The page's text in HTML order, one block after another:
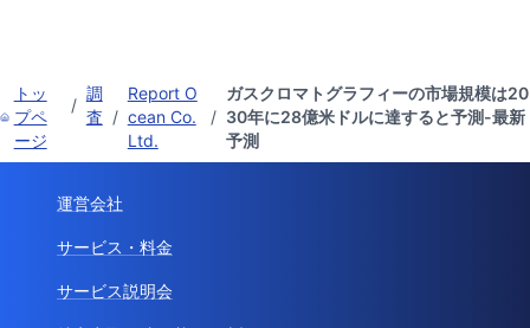
トッ
プペ
ージ
/
調
査 /
Report O
cean Co.
Ltd.
/
ガスクロマトグラフィーの市場規模は20
30年に28億米ドルに達すると予測-最新
予測
運営会社
サービス・料金
サービス説明会